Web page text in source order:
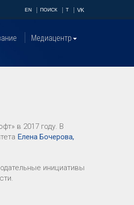
EN ПОИСК T VK
Медиацентр
в 2017 году. В
Елена Бочерова,
инициативы